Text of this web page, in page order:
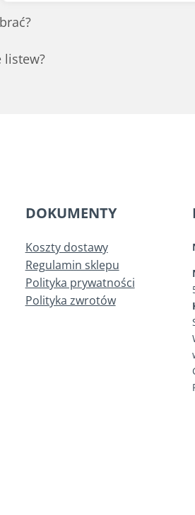
listew?
DOKUMENTY
Koszty dostawy
Regulamin sklepu
Polityka prywatności
Polityka zwrotów